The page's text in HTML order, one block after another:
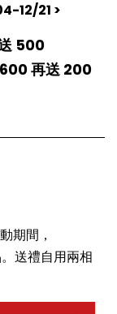
12/21 >
500
再送 200
期間，
送禮自用兩相